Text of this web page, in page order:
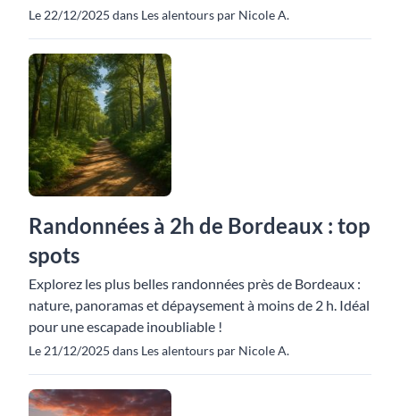
Le 22/12/2025 dans Les alentours par Nicole A.
Randonnées à 2h de Bordeaux : top
spots
Explorez les plus belles randonnées près de Bordeaux :
nature, panoramas et dépaysement à moins de 2 h. Idéal
pour une escapade inoubliable !
Le 21/12/2025 dans Les alentours par Nicole A.